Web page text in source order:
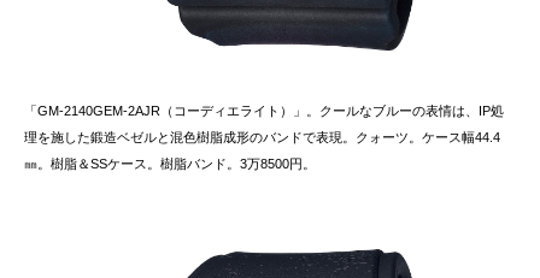
「GM-2140GEM-2AJR（コーディエライト）」。クールなブルーの表情は、IP処
理を施した鍛造ベゼルと混色樹脂成形のバンドで表現。クォーツ。ケース幅44.4
㎜。樹脂＆SSケース。樹脂バンド。3万8500円。